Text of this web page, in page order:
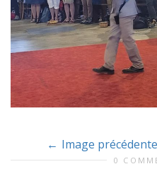
Image précédente
0